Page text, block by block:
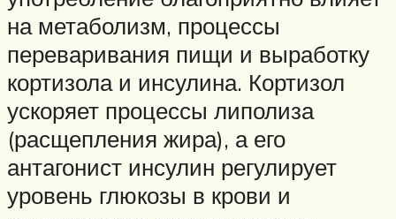
на метаболизм, процессы
переваривания пищи и выработку
кортизола и инсулина. Кортизол
ускоряет процессы липолиза
(расщепления жира), а его
антагонист инсулин регулирует
уровень глюкозы в крови и